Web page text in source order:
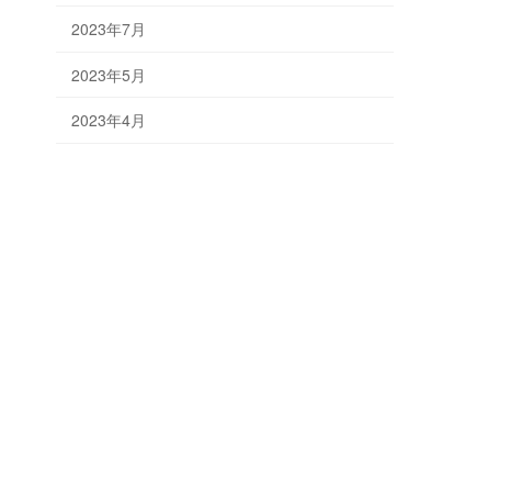
2023年7月
2023年5月
2023年4月